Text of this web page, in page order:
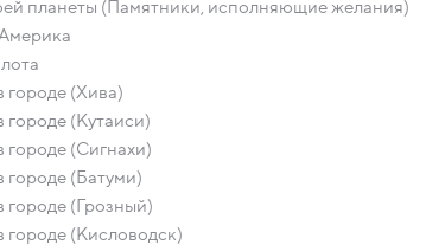
планеты (Памятники, исполняющие желания)
городе (Хива)
городе (Кутаиси)
городе (Сигнахи)
городе (Батуми)
городе (Грозный)
городе (Кисловодск)